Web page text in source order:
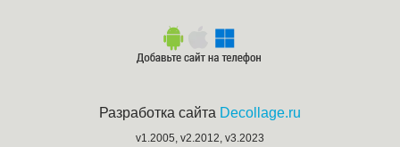
Разработка сайта Decollage.ru
v1.2005, v2.2012, v3.2023